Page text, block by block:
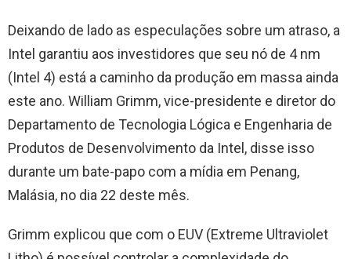
Deixando de lado as especulações sobre um atraso, a
Intel garantiu aos investidores que seu nó de 4 nm
(Intel 4) está a caminho da produção em massa ainda
este ano. William Grimm, vice-presidente e diretor do
Departamento de Tecnologia Lógica e Engenharia de
Produtos de Desenvolvimento da Intel, disse isso
durante um bate-papo com a mídia em Penang,
Malásia, no dia 22 deste mês.
Grimm explicou que com o EUV (Extreme Ultraviolet